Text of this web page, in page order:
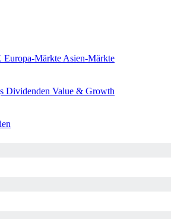
Europa-Märkte Asien-Märkte
Dividenden Value & Growth